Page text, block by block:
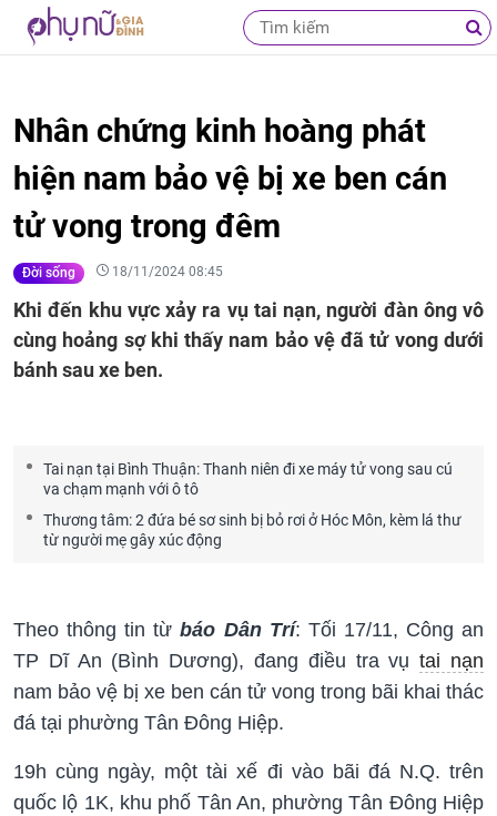
Nhân chứng kinh hoàng phát
hiện nam bảo vệ bị xe ben cán
tử vong trong đêm
Đời sống 18/11/2024 08:45
Khi đến khu vực xảy ra vụ tai nạn, người đàn ông vô
cùng hoảng sợ khi thấy nam bảo vệ đã tử vong dưới
bánh sau xe ben.
Tai nạn tại Bình Thuận: Thanh niên đi xe máy tử vong sau cú
va chạm mạnh với ô tô
Thương tâm: 2 đứa bé sơ sinh bị bỏ rơi ở Hóc Môn, kèm lá thư
từ người mẹ gây xúc động
Theo thông tin từbáo Dân Trí: Tối 17/11, Công an
TP Dĩ An (Bình Dương), đang điều tra vụtai nạn
nam bảo vệ bị xe ben cán tử vong trong bãi khai thác
đá tại phường Tân Đông Hiệp.
19h cùng ngày, một tài xế đi vào bãi đá N.Q. trên
quốc lộ 1K, khu phố Tân An, phường Tân Đông Hiệp